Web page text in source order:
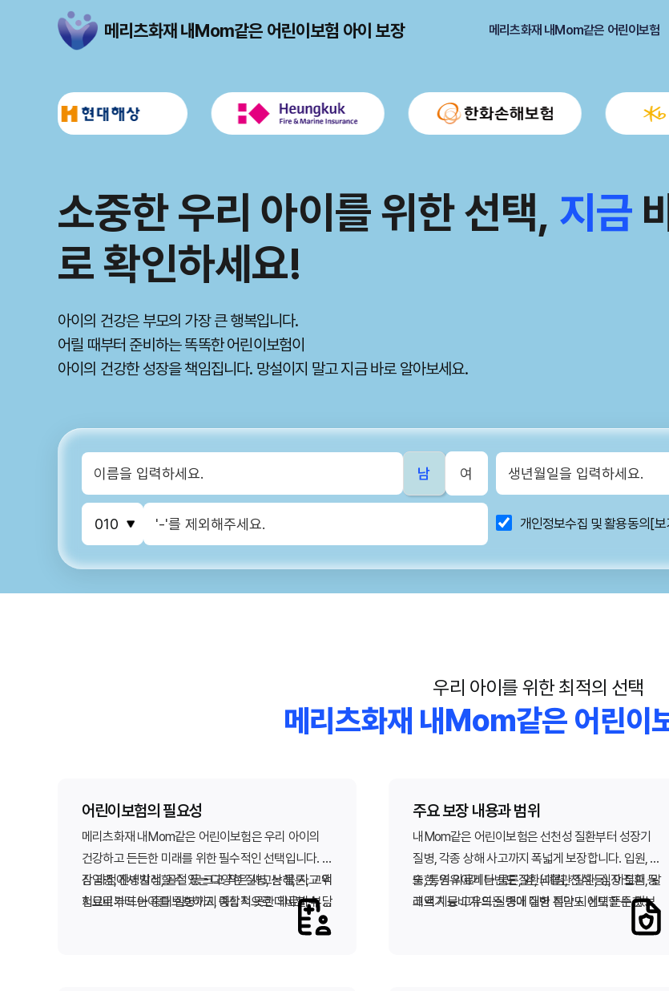
메리츠화재 내Mom같은 어린이보험 아이 보장 메리츠화재 내Mom같은 어린이보험
성장 단계별 맞춤 설계, 빈틈없는 보장
월 보험료 부담은 줄이고 꼭 필요한 핵심 보장만 담아
꼼꼼하게 비교하고 현명한 선택을 통해 안심하세요.
메리츠화재 내Mom같은 어린이보험,
우리 아이의 든든한
예측 불가능한 아이의 성장 과정에서
메리츠화재 내Mom같은 어린이보험이 든든한 울타리가 되어드립니다.
다양한 위험으로부터 우리 아이를 지켜주세요.
소중한 우리 아이를 위한 선택, 지금
로 확인하세요!
아이의 건강은 부모의 가장 큰 행복입니다.
어릴 때부터 준비하는 똑똑한 어린이보험이
아이의 건강한 성장을 책임집니다. 망설이지 말고 지금 바로 알아보세요.
성장 단계별 맞춤 설계, 빈틈없는 보장
월 보험료 부담은 줄이고 꼭 필요한 핵심 보장만 담아
꼼꼼하게 비교하고 현명한 선택을 통해 안심하세요.
메리츠화재 내Mom같은 어린이보험,
우리 아이의 든든한
예측 불가능한 아이의 성장 과정에서
메리츠화재 내Mom같은 어린이보험이 든든한 울타리가 되어드립니다.
다양한 위험으로부터 우리 아이를 지켜주세요.
남 여
개인정보수집 및 활용동의 [
우리 아이를 위한 최적의 선택
메리츠화재 내Mom같은 어린이
어린이보험의 필요성
메리츠화재 내Mom같은 어린이보험은 우리 아이의
건강하고 든든한 미래를 위한 필수적인 선택입니다. 성
장 과정에서 발생할 수 있는 다양한 질병, 상해, 사고 위
험으로부터 아이를 보호하고, 예상치 못한 의료비 부담
감염병, 잔병치레, 골절 등 크고 작은 사고는 물론, 고액
치료비가 드는 중대 질병까지 종합적으로 대비할 수 있
주요 보장 내용과 범위
내Mom같은 어린이보험은 선천성 질환부터 성장기
질병, 각종 상해 사고까지 폭넓게 보장합니다. 입원, 수
술, 통원 의료비는 물론, 암, 뇌혈관 질환, 심장 질환 등
고액 치료비가 드는 중대 질병 진단 시에도 든든한 보
또한, 영유아기 다빈도 질환(폐렴, 천식 등), 아토피, 알
레르기 등 고유의 질병에 대한 특약도 선택할 수 있어
우리 아이에게 꼭 맞는 맞춤형 설계를 가능하게 합니